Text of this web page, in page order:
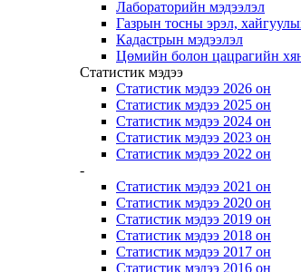
Лабораторийн мэдээлэл
Газрын тосны эрэл,
Кадастрын мэдээлэл
Цөмийн болон цацрагийн
Статистик мэдээ
Статистик мэдээ 2026 он
Статистик мэдээ 2025 он
Статистик мэдээ 2024 он
Статистик мэдээ 2023 он
Статистик мэдээ 2022 он
-
Статистик мэдээ 2021 он
Статистик мэдээ 2020 он
Статистик мэдээ 2019 он
Статистик мэдээ 2018 он
Статистик мэдээ 2017 он
Статистик мэдээ 2016 он